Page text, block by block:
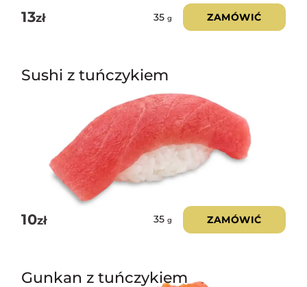
13zł 35 g ZAMÓWIĆ
Sushi z tuńczykiem
10zł 35 g ZAMÓWIĆ
Gunkan z tuńczykiem